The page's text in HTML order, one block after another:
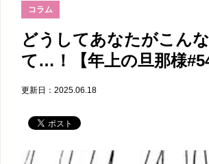
コラム
どうしてあなたがこん
て…！【年上の旦那様#54
更新日：2025.06.18